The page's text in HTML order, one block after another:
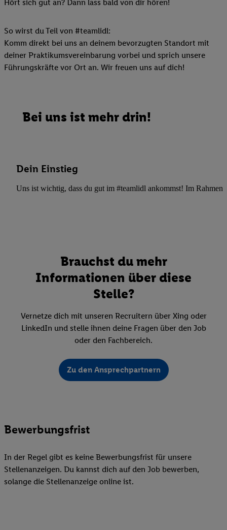
Hört sich gut an? Dann lass bald von dir hören!
So wirst du Teil von #teamlidl:
Komm direkt bei uns an deinem bevorzugten Standort mit
deiner Praktikumsvereinbarung vorbei und sprich unsere
Führungskräfte vor Ort an. Wir freuen uns auf dich!
Bei uns ist mehr drin!
Dein Einstieg
Uns ist wichtig, dass du gut im #teamlidl ankommst! Im Rahmen
Brauchst du mehr
Informationen über diese
Stelle?
Vernetze dich mit unseren Recruitern über Xing oder
LinkedIn und stelle ihnen deine Fragen über den Job
oder den Fachbereich.
Zu den Ansprechpartnern
Bewerbungsfrist
In der Regel gibt es keine Bewerbungsfrist für unsere
Stellenanzeigen. Du kannst dich auf den Job bewerben,
solange die Stellenanzeige online ist.